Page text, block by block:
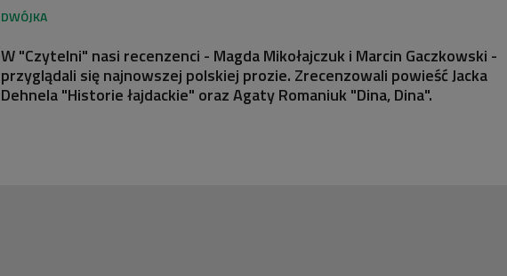
W "Czytelni" nasi recenzenci - Magda Mikołajczuk i Marcin Gaczkowski -
przyglądali się najnowszej polskiej prozie. Zrecenzowali powieść Jacka
Dehnela "Historie łajdackie" oraz Agaty Romaniuk "Dina, Dina".